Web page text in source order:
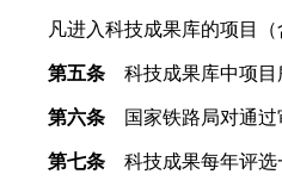
凡进入科技成果库的项目（
第五条 科技成果库中项目
第六条 国家铁路局对通过
第七条 科技成果每年评选